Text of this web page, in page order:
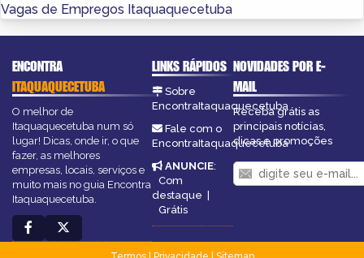
Vagas de Empregos Itaquaquecetuba
ENCONTRA
ITAQUAQUECETUBA
O melhor de
Itaquaquecetuba num só
lugar! Dicas, onde ir, o que
fazer, as melhores
empresas, locais, serviços e
muito mais no guia Encontra
Itaquaquecetuba.
LINKS RÁPIDOS
Sobre
EncontraItaquaquecetuba
Fale com o
EncontraItaquaquecetuba
ANUNCIE:
Com
destaque
Grátis
NOVIDADES POR E-
MAIL
Receba grátis as
principais notícias,
dicas e promoções